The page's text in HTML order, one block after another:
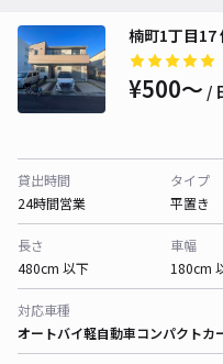
楠町1丁目17
¥500〜 /
貸出時間
24時間営業
タイプ
平置き
長さ
480cm 以下
車幅
180cm
対応車種
オートバイ軽自動車コンパクトカ